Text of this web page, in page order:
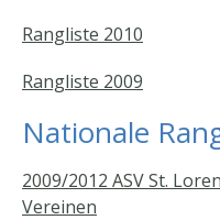
Rangliste 2010
Rangliste 2009
Nationale
2009/2012 ASV St.
Vereinen